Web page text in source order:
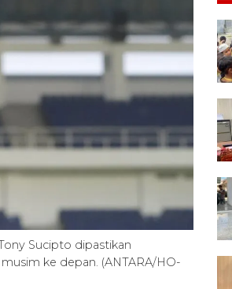
Sucipto dipastikan
ke depan. (ANTARA/HO-